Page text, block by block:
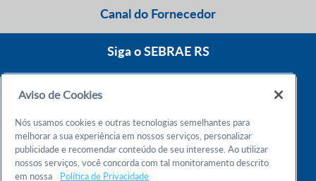
Canal do Fornecedor
Siga o SEBRAE RS
Atendimento 24h
Chame no WhatsApp
Aviso de Cookies
Nós usamos cookies e outras tecnologias semelhantes para
melhorar a sua experiência em nossos serviços, personalizar
publicidade e recomendar conteúdo de seu interesse. Ao utilizar
nossos serviços, você concorda com tal monitoramento descrito
em nossa
Política de Privacidade